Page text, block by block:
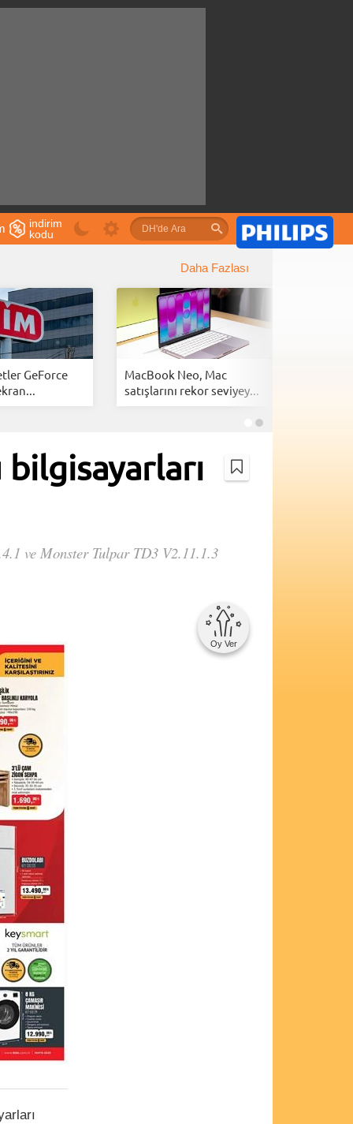
indirim
kodu
Daha Fazlası
GeForce
MacBook Neo, Mac
satışlarını rekor seviyey...
ve Monster Tulpar TD3 V2.11.1.3
Oy Ver